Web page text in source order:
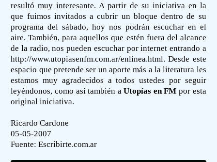
resultó muy interesante. A partir de su iniciativa en la
que fuimos invitados a cubrir un bloque dentro de su
programa del sábado, hoy nos podrán escuchar en el
aire. También, para aquellos que estén fuera del alcance
de la radio, nos pueden escuchar por internet entrando a
http://www.utopiasenfm.com.ar/enlinea.html. Desde este
espacio que pretende ser un aporte más a la literatura les
estamos muy agradecidos a todos ustedes por seguir
leyéndonos, como así también aUtopías en FM por esta
original iniciativa.
Ricardo Cardone
05-05-2007
Fuente:Escribirte.com.ar